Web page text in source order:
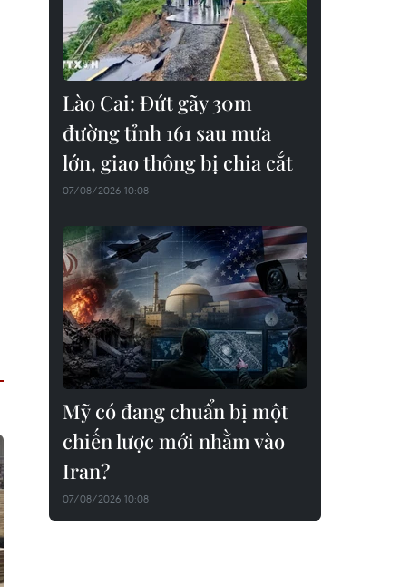
Lào Cai: Đứt gãy 30m
đường tỉnh 161 sau mưa
lớn, giao thông bị chia cắt
07/08/2026 10:08
Mỹ có đang chuẩn bị một
chiến lược mới nhằm vào
Iran?
07/08/2026 10:08